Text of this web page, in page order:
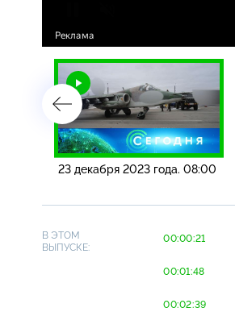
23 декабря 2023 года. 08:00
В ЭТОМ
ВЫПУСКЕ:
00:00:21
00:01:48
00:02:39